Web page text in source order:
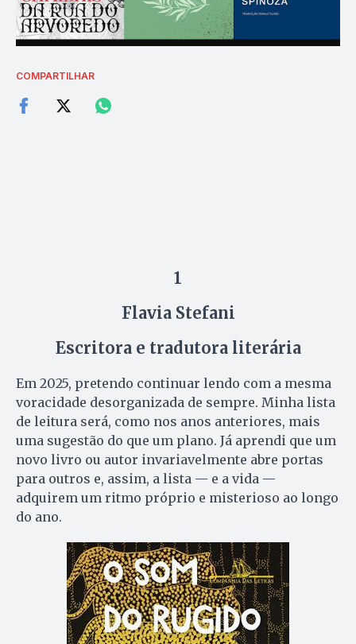
COMPARTILHAR
1
Flavia Stefani
Escritora e tradutora literária
Em 2025, pretendo continuar lendo com a mesma
voracidade desorganizada de sempre. Minha lista
de leitura será, como nos anos anteriores, mais
uma sugestão do que um plano. Já aprendi que um
novo livro ou autor invariavelmente abre portas
para outros e, assim, a lista — e a vida —
adquirem um ritmo próprio e misterioso ao longo
do ano.